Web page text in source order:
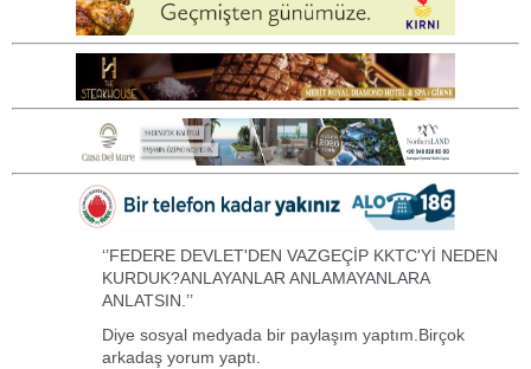
‘’FEDERE DEVLET'DEN VAZGEÇİP KKTC'Yİ NEDEN
KURDUK?ANLAYANLAR ANLAMAYANLARA
ANLATSIN.’’
Diye sosyal medyada bir paylaşım yaptım.Birçok
arkadaş yorum yaptı.